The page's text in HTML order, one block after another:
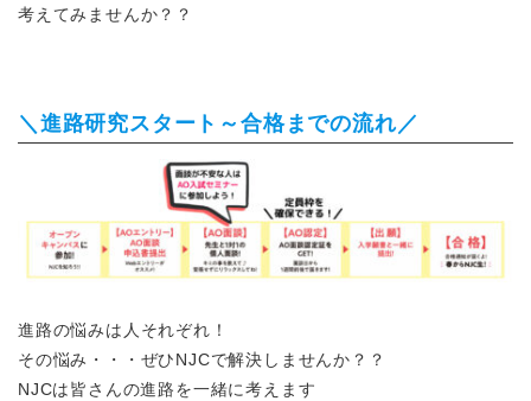
考えてみませんか ？？
＼進路研究スタート～合格までの流れ／
進路の悩みは人それぞれ！
その悩み・・・ぜひNJCで解決しませんか？？
NJCは皆さんの進路を一緒に考えます